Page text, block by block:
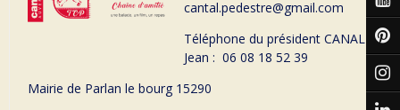
cantal.pedestre@gmail.com
Téléphone du président CANAL
Jean : 06 08 18 52 39
Mairie de Parlan le bourg 15290